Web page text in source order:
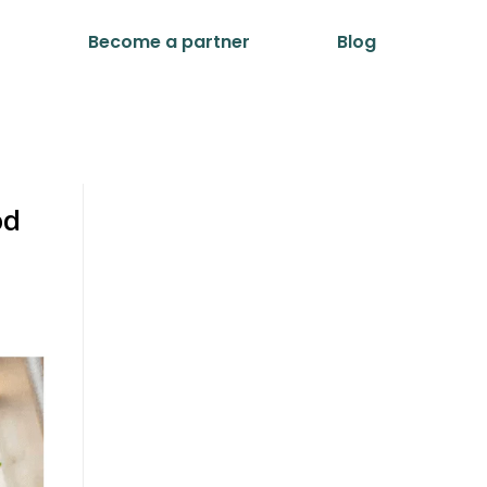
Become a partner Blog